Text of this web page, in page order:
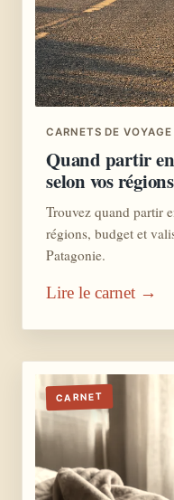
CARNETS DE VOYAGE
Quand partir
selon vos régions
Trouvez quand partir
régions, budget et
Patagonie.
Lire le carnet →
CARNET